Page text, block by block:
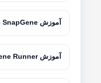
آموزش SnapGene برای تحلیل و طراحی DNA
آموزش Gene Runner از صفر تا پیشرفته